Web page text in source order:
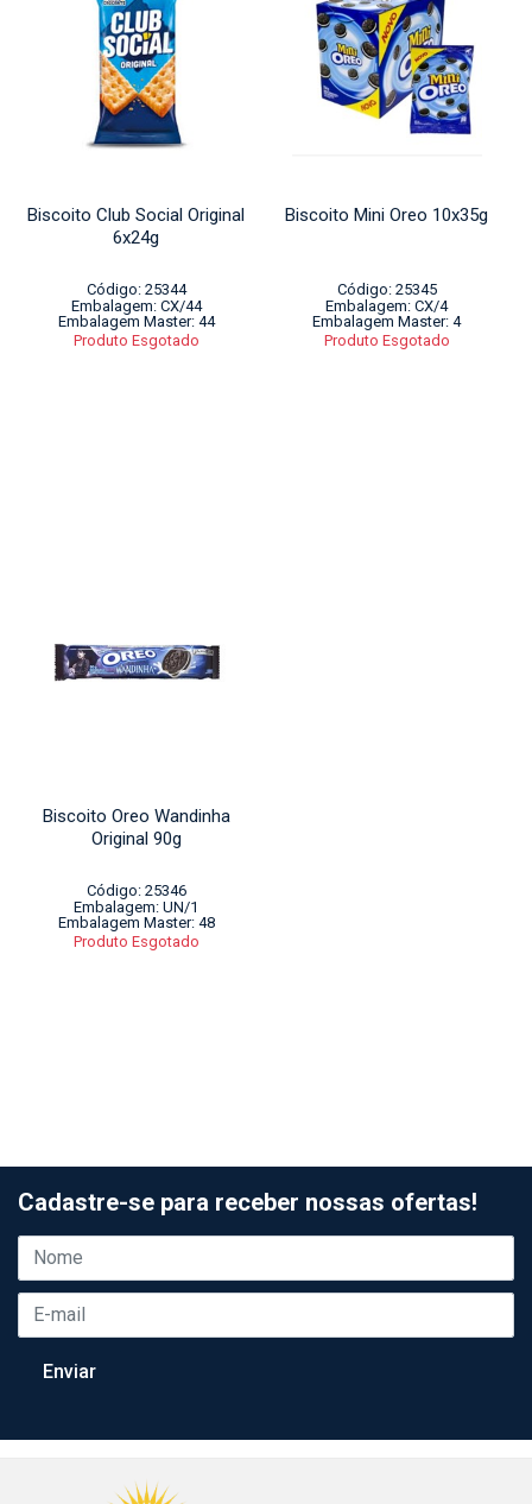
Biscoito Club Social Original
6x24g
Código: 25344
Embalagem: CX/44
Embalagem Master: 44
Produto Esgotado
Biscoito Mini Oreo 10x35g
Código: 25345
Embalagem: CX/4
Embalagem Master: 4
Produto Esgotado
Biscoito Oreo Wandinha
Original 90g
Código: 25346
Embalagem: UN/1
Embalagem Master: 48
Produto Esgotado
Cadastre-se para receber nossas ofertas!